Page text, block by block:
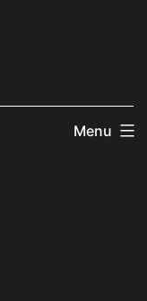
Menu